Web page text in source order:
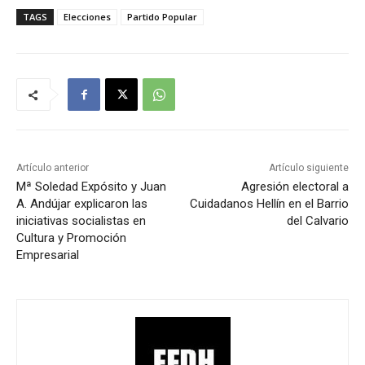
TAGS Elecciones Partido Popular
Artículo anterior
Mª Soledad Expósito y Juan
A. Andújar explicaron las
iniciativas socialistas en
Cultura y Promoción
Empresarial
Artículo siguiente
Agresión electoral a
Cuidadanos Hellín en el Barrio
del Calvario